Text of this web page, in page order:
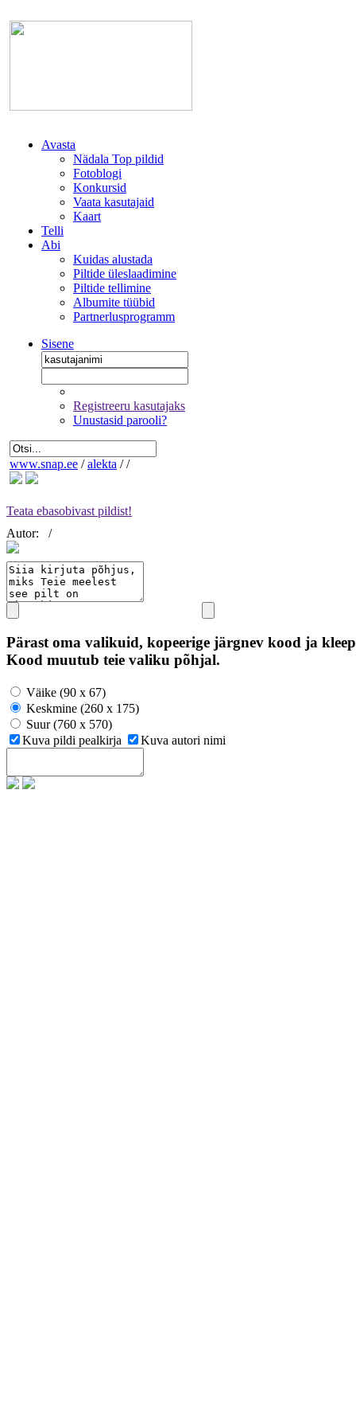
Avasta
Nädala Top pildid
Fotoblogi
Konkursid
Vaata kasutajaid
Kaart
Telli
Abi
Kuidas alustada
Piltide üleslaadimine
Piltide tellimine
Albumite tüübid
Partnerlusprogramm
Sisene
Registreeru kasutajaks
Unustasid parooli?
www.snap.ee / alekta / /
Teata ebasobivast pildist!
Autor:
/
Pärast oma valikuid, kopeerige järgnev kood ja
Kood muutub teie valiku põhjal.
Väike (90 x 67)
Keskmine (260 x 175)
Suur (760 x 570)
Kuva pildi pealkirja
Kuva autori nimi